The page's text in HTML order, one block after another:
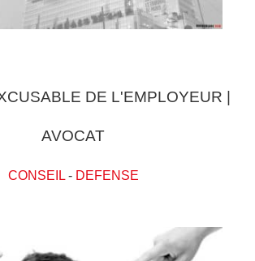
DE L'EMPLOYEUR |
AVOCAT
CONSEIL- DEFENSE